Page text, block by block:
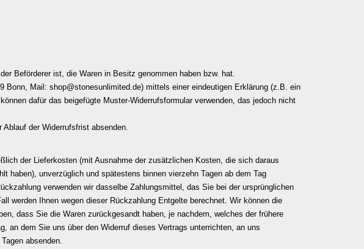
Beförderer ist, die Waren in Besitz genommen haben bzw. hat.
Bonn, Mail: shop@stonesunlimited.de) mittels einer eindeutigen Erklärung (z.B. ein
dafür das beigefügte Muster-Widerrufsformular verwenden, das jedoch nicht
der Widerrufsfrist absenden.
der Lieferkosten (mit Ausnahme der zusätzlichen Kosten, die sich daraus
haben), unverzüglich und spätestens binnen vierzehn Tagen ab dem Tag
verwenden wir dasselbe Zahlungsmittel, das Sie bei der ursprünglichen
werden Ihnen wegen dieser Rückzahlung Entgelte berechnet. Wir können die
dass Sie die Waren zurückgesandt haben, je nachdem, welches der frühere
an dem Sie uns über den Widerruf dieses Vertrags unterrichten, an uns
absenden.